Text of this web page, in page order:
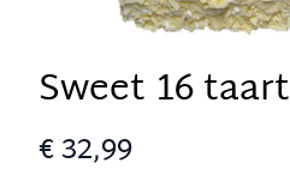
Sweet 16 taart
€ 32,99